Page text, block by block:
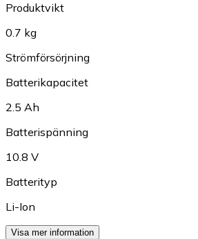
Produktvikt
0.7 kg
Strömförsörjning
Batterikapacitet
2.5 Ah
Batterispänning
10.8 V
Batterityp
Li-Ion
Visa mer information